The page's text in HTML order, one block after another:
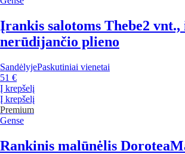
Įrankis salotoms Thebe2 vnt.,
nerūdijančio plieno
SandėlyjePaskutiniai vienetai
51 €
Į krepšelį
Į krepšelį
Premium
Gense
Rankinis malūnėlis Dorotea